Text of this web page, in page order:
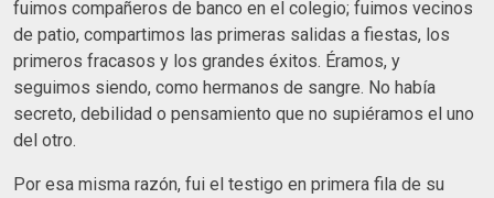
fuimos compañeros de banco en el colegio; fuimos vecinos
de patio, compartimos las primeras salidas a fiestas, los
primeros fracasos y los grandes éxitos. Éramos, y
seguimos siendo, como hermanos de sangre. No había
secreto, debilidad o pensamiento que no supiéramos el uno
del otro.
Por esa misma razón, fui el testigo en primera fila de su